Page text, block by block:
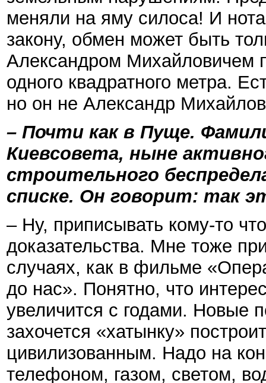
меняли на яму силоса! И
закону, обмен может быть
Александром Михайловичем
одного квадратного метра.
но он не Александр
– Почти как в Пуще.
Киевсовета, ныне
строительного
списке. Он говорит: так
– Ну, приписывать кому-то
доказательства. Мне тоже
случаях, как в фильме
до нас». Понятно, что
увеличится с годами. Новые
захочется «хатынку»
цивилизованным. Надо на
телефоном, газом, светом,